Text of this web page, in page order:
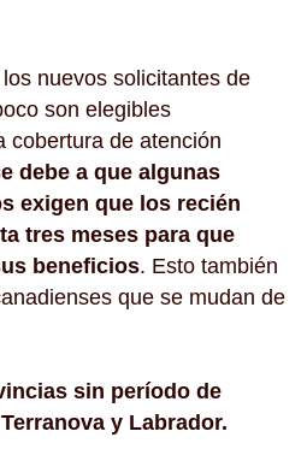
nuevos solicitantes de
son elegibles
cobertura de atención
debe a que algunas
exigen que los recién
tres meses para que
beneficios. Esto también
que se mudan de
sin período de
y Labrador.